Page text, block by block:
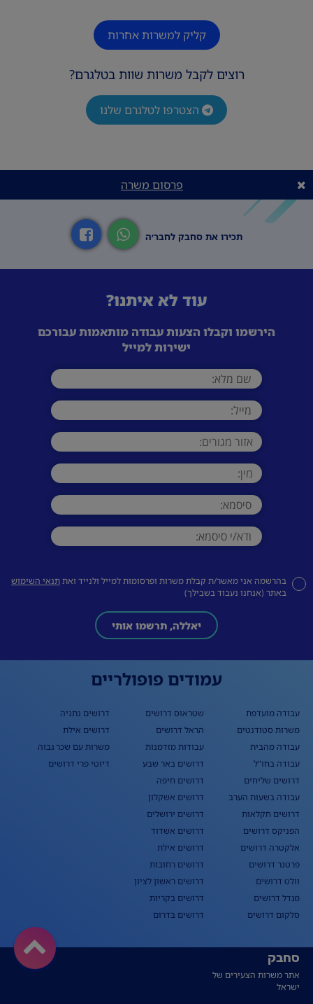
קליק למשרות אחרות
רוצים לקבל משרות שוות בטלגרם?
הצטרפו לטלגרם שלנו
פרסום משרה
תכירו את סחבק לחבר׳ה
עוד לא איתנו?
הירשמו וקבלו הצעות עבודה מותאמות עבורכם
ישירות למייל
בהרשמה אני מאשר/ת קבלת משרות ופרסומות למייל ולנייד ואתתנאי השימוש
באתר (אנחנו נעבוד בשבילך)
יאללה, תרשמו אותי
עמודים פופולריים
עבודה מועדפת
משרות סטודנטים
עבודה מהבית
עבודה בחו"ל
דרושים שליחים
עבודה בשעות הערב
דרושים חקלאות
הפניקס דרושים
אלקטרה דרושים
פרטנר דרושים
וולט דרושים
מגדל דרושים
סלקום דרושים
שטראוס דרושים
הראל דרושים
עבודות מזדמנות
דרושים באר שבע
דרושים חיפה
דרושים אשקלון
דרושים ירושלים
דרושים אשדוד
דרושים אילת
דרושים רחובות
דרושים ראשון לציון
דרושים בקריות
דרושים בדרום
דרושים נתניה
דרושים אילת
משרות עם שכר גבוה
דיוטי פרי דרושים
סחבק
אתר משרות הצעירים של
ישראל